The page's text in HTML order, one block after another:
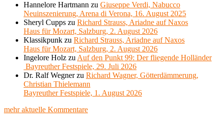
Hannelore Hartmann zu Giuseppe Verdi, Nabucco
Neuinszenierung, Arena di Verona, 16. August 2025
Sheryl Cupps zu Richard Strauss, Ariadne auf Naxos
Haus für Mozart, Salzburg, 2. August 2026
Klassikpunk zu Richard Strauss, Ariadne auf Naxos
Haus für Mozart, Salzburg, 2. August 2026
Ingelore Holz zu Auf den Punkt 99: Der fliegende Holländer
Bayreuther Festspiele, 29. Juli 2026
Dr. Ralf Wegnerzu Richard Wagner, Götterdämmerung,
Christian Thielemann
Bayreuther Festspiele, 1. August 2026
mehr aktuelle Kommentare